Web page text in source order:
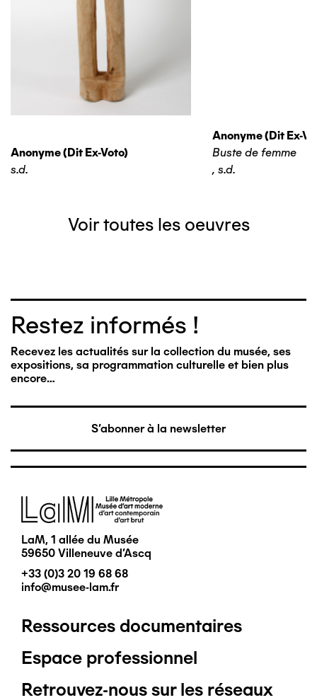
Anonyme (dit Ex-Voto)
s.d.
Anonyme (dit Ex-
Buste de femme
, s.d.
Voir toutes les oeuvres
Restez informés !
Recevez les actualités sur la collection du musée, ses
expositions, sa programmation culturelle et bien plus
encore…
S'abonner à la newsletter
Image
LaM, 1 allée du Musée
59650 Villeneuve d'Ascq
+33 (0)3 20 19 68 68
info@musee-lam.fr
Pied
de
Ressources documentaires
Espace professionnel
Retrouvez-nous sur les réseaux